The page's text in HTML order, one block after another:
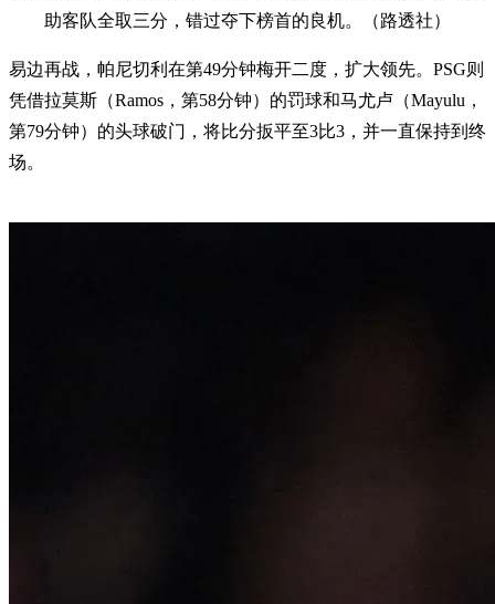
助客队全取三分，错过夺下榜首的良机。（路透社）
易边再战，帕尼切利在第49分钟梅开二度，扩大领先。PSG则
凭借拉莫斯（Ramos，第58分钟）的罚球和马尤卢（Mayulu，
第79分钟）的头球破门，将比分扳平至3比3，并一直保持到终
场。